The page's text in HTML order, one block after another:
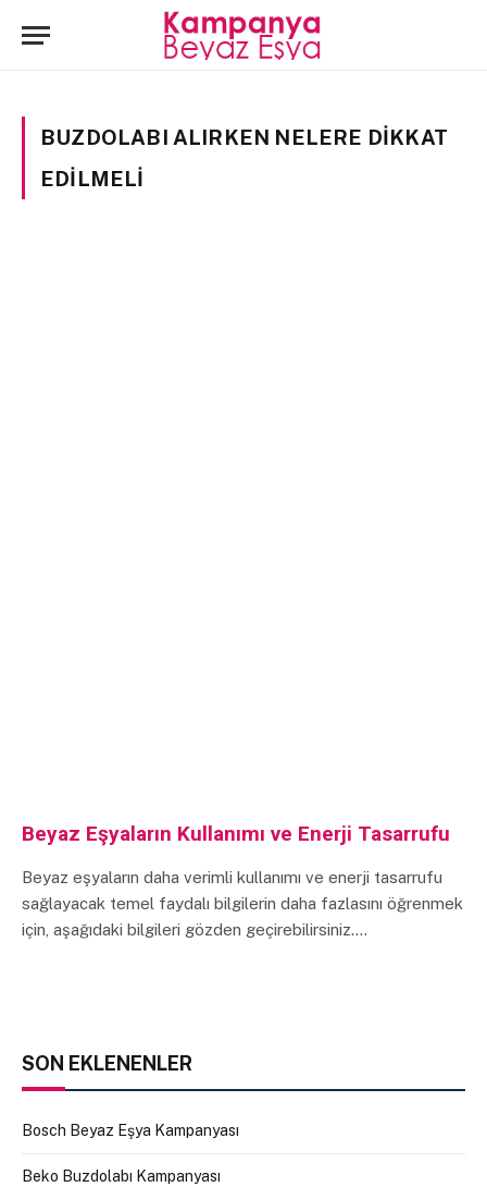
BUZDOLABI ALIRKEN NELERE DIKKAT
EDILMELI
Beyaz Eşyaların Kullanımı ve Enerji Tasarrufu
Beyaz eşyaların daha verimli kullanımı ve enerji tasarrufu
sağlayacak temel faydalı bilgilerin daha fazlasını öğrenmek
için, aşağıdaki bilgileri gözden geçirebilirsiniz.…
SON EKLENENLER
Bosch Beyaz Eşya Kampanyası
Beko Buzdolabı Kampanyası